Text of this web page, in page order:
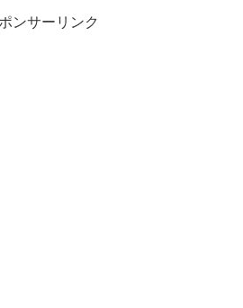
ンサーリンク